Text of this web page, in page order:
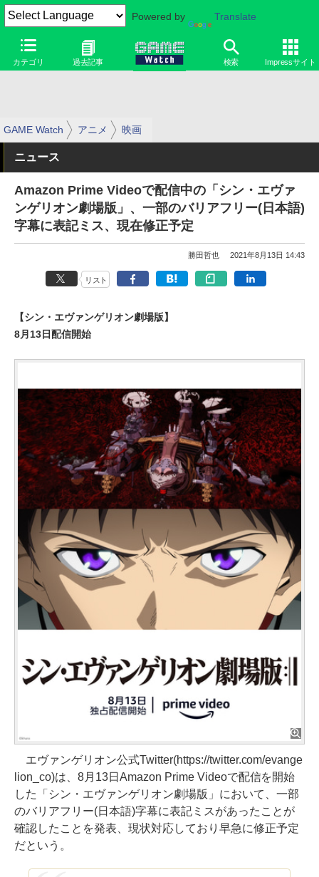
Powered by Translate
カテゴリ 過去記事 検索 Impressサイト
GAME Watch アニメ 映画
ニュース
Amazon Prime Videoで配信中の「シン・エヴァ
ンゲリオン劇場版」、一部のバリアフリー(日本語)
字幕に表記ミス、現在修正予定
勝田哲也 2021年8月13日 14:43
リスト
【シン・エヴァンゲリオン劇場版】
8月13日配信開始
エヴァンゲリオン公式Twitter(https://twitter.com/evange
lion_co)は、8月13日Amazon Prime Videoで配信を開始
した「シン・エヴァンゲリオン劇場版」において、一部
のバリアフリー(日本語)字幕に表記ミスがあったことが
確認したことを発表、現状対応しており早急に修正予定
だという。